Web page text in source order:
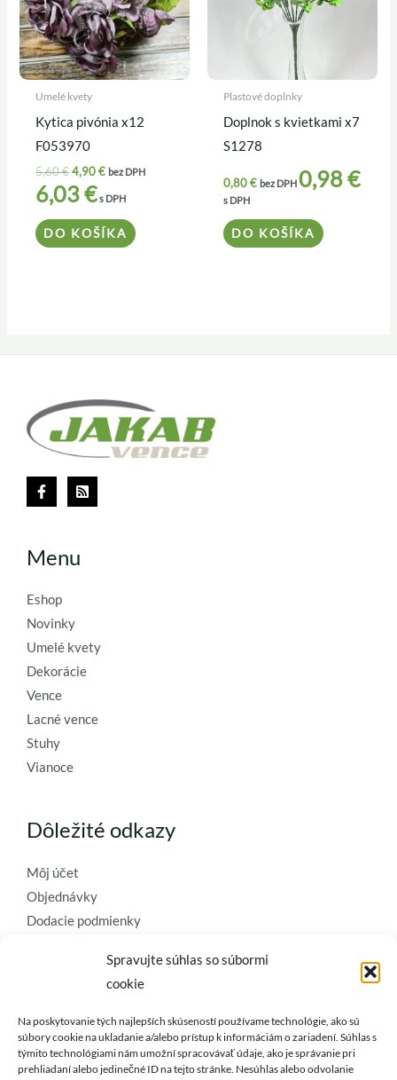
Spravujte súhlas so súbormi
cookie
Na poskytovanie tých najlepších skúseností používame technológie, ako sú
súbory cookie na ukladanie a/alebo prístup k informáciám o zariadení. Súhlas s
týmito technológiami nám umožní spracovávať údaje, ako je správanie pri
prehliadaní alebo jedinečné ID na tejto stránke. Nesúhlas alebo odvolanie
Umelé kvety
Kytica pivónia x12
F053970
5,60€4,90€ bez DPH
6,03€s DPH
DO KOŠÍKA
Plastové doplnky
Doplnok s kvietkami x7
S1278
0,80€ bez DPH0,98€
s DPH
DO KOŠÍKA
Menu
Eshop
Novinky
Umelé kvety
Dekorácie
Vence
Lacné vence
Stuhy
Vianoce
Dôležité odkazy
Môj účet
Objednávky
Dodacie podmienky
Ochrana osobných údajov
Zásady používania súborov cookie
Kontaktujte nás a požiadajte o
najkvalitnejšie umelé kvety a